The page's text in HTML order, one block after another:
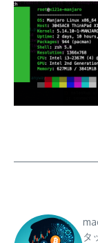
タ